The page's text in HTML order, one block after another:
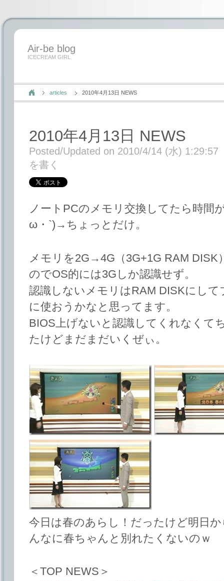
Air-be blog
ICECREAM GIRL
articles 2010年4月13日 NEWS
2010年4月13日 NEWS
Posted/Updated on 2010/4/14 (水) 1:29:57
を書く
ノートPCのメモリ交換してたら時間
ω・`)→ちょっとだけ。
メモリを2G→4G（3G+1G RAM DISK
のでOS的には3Gしか認識せず。
認識しないメモリはRAM DISKにし
に使おうかなと思ってます。
BIOS上げないと認識してくれなくて
たけどまだまだいくぜぃ。
今日は春のあらし！だったけど明日
んなに春ちゃんと別れたくないのｗ
＜TOP NEWS＞